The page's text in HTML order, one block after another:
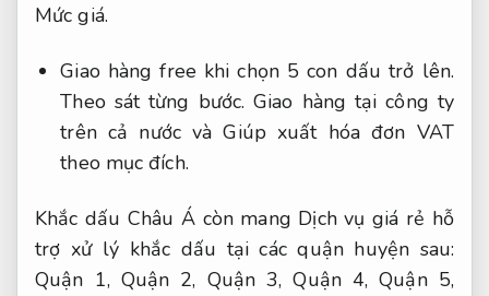
Mức giá.
Giao hàng free khi chọn 5 con dấu trở lên.
Theo sát từng bước. Giao hàng tại công ty
trên cả nước và Giúp xuất hóa đơn VAT
theo mục đích.
Khắc dấu Châu Á còn mang Dịch vụ giá rẻ hỗ
trợ xử lý khắc dấu tại các quận huyện sau:
Quận 1, Quận 2, Quận 3, Quận 4, Quận 5,